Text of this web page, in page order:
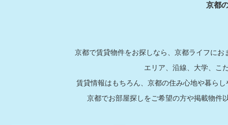
京都
京都で賃貸物件をお探しなら、京都ライフに
エリア、沿線、大学、こ
賃貸情報はもちろん、京都の住み心地や暮ら
京都でお部屋探しをご希望の方や掲載物件